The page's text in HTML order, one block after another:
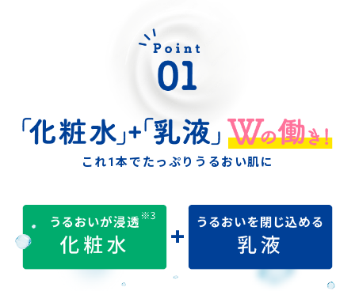
これ1本でたっぷりうるおい肌に